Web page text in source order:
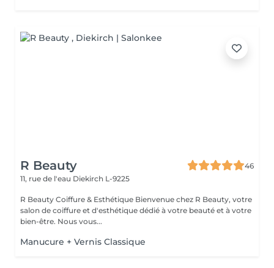
R Beauty
46
11, rue de l'eau Diekirch L-9225
R Beauty Coiffure & Esthétique Bienvenue chez R Beauty, votre
salon de coiffure et d'esthétique dédié à votre beauté et à votre
bien-être. Nous vous...
Manucure + Vernis Classique